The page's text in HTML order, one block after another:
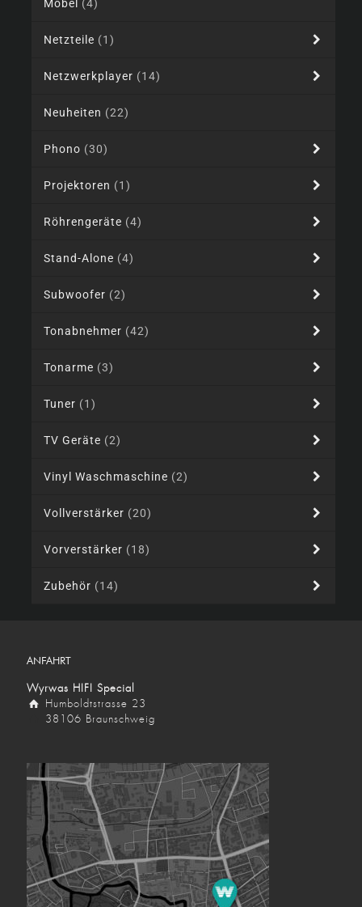
Möbel (4)
Netzteile (1)
Netzwerkplayer (14)
Neuheiten (22)
Phono (30)
Projektoren (1)
Röhrengeräte (4)
Stand-Alone (4)
Subwoofer (2)
Tonabnehmer (42)
Tonarme (3)
Tuner (1)
TV Geräte (2)
Vinyl Waschmaschine (2)
Vollverstärker (20)
Vorverstärker (18)
Zubehör (14)
ANFAHRT
Wyrwas HIFI Special
Humboldtstrasse 23
38106 Braunschweig